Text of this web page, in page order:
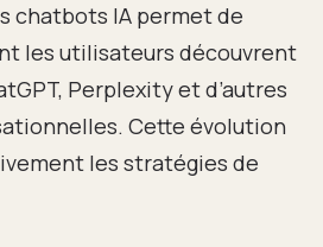
chatbots IA permet de
les utilisateurs découvrent
Perplexity et d’autres
Cette évolution
les stratégies de